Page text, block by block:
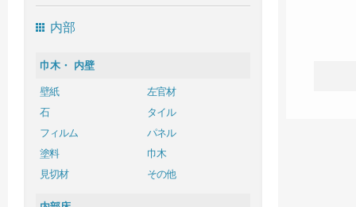
内部
巾木・ 内壁
壁紙
左官材
石
タイル
フィルム
パネル
塗料
巾木
見切材
その他